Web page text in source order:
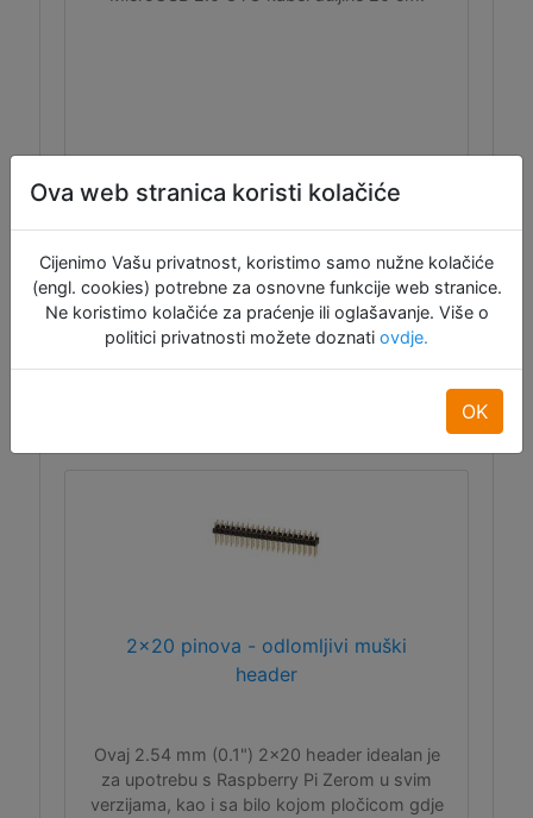
ID:12672
3,50 €
Dodaj u košaru
2x20 pinova - odlomljivi muški
header
Ovaj 2.54 mm (0.1") 2x20 header idealan je
za upotrebu s Raspberry Pi Zerom u svim
verzijama, kao i sa bilo kojom pločicom gdje
Ova web stranica koristi kolačiće
Cijenimo Vašu privatnost, koristimo samo nužne kolačiće
(engl. cookies) potrebne za osnovne funkcije web stranice.
Ne koristimo kolačiće za praćenje ili oglašavanje. Više o
politici privatnosti možete doznati ovdje.
OK